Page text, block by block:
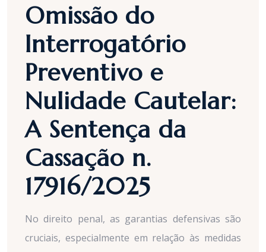
Omissão do
Interrogatório
Preventivo e
Nulidade Cautelar:
A Sentença da
Cassação n.
17916/2025
No direito penal, as garantias defensivas são
cruciais, especialmente em relação às medidas